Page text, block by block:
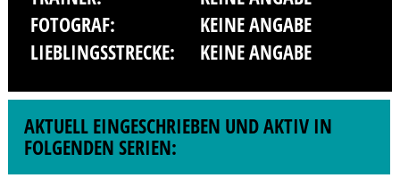
FOTOGRAF:
KEINE ANGABE
LIEBLINGSSTRECKE:
KEINE ANGABE
AKTUELL EINGESCHRIEBEN UND AKTIV IN
FOLGENDEN SERIEN: